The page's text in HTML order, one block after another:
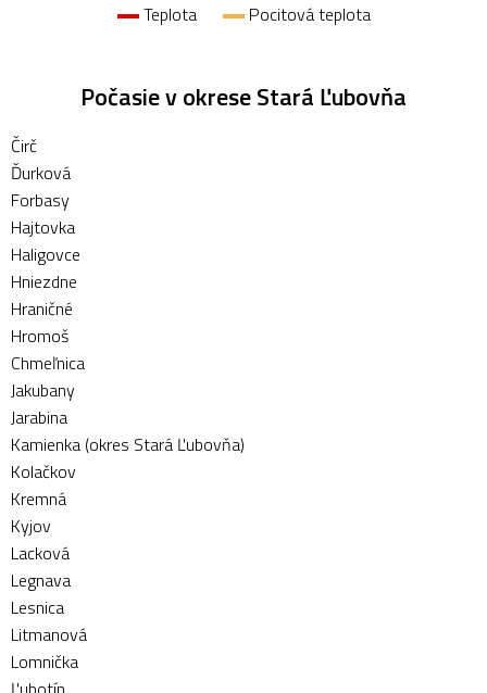
Teplota Pocitová teplota
Počasie v okrese Stará Ľubovňa
Čirč
Ďurková
Forbasy
Hajtovka
Haligovce
Hniezdne
Hraničné
Hromoš
Chmeľnica
Jakubany
Jarabina
Kamienka (okres Stará Ľubovňa)
Kolačkov
Kremná
Kyjov
Lacková
Legnava
Lesnica
Litmanová
Lomnička